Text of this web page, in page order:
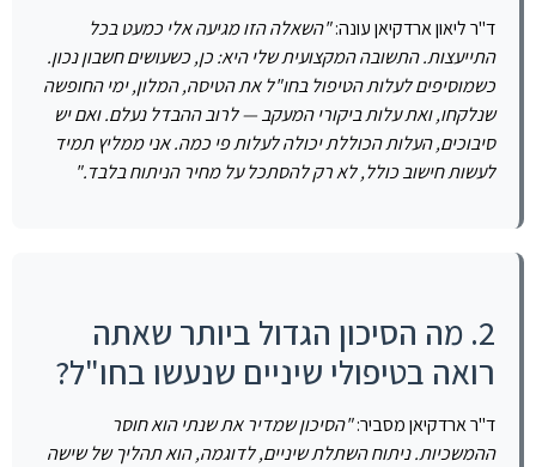
ד"ר ליאון ארדקיאן עונה:"השאלה הזו מגיעה אלי כמעט בכל
התייעצות. התשובה המקצועית שלי היא: כן, כשעושים חשבון נכון.
כשמוסיפים לעלות הטיפול בחו"ל את הטיסה, המלון, ימי החופשה
שנלקחו, ואת עלות ביקורי המעקב — לרוב ההבדל נעלם. ואם יש
סיבוכים, העלות הכוללת יכולה לעלות פי כמה. אני ממליץ תמיד
לעשות חישוב כולל, לא רק להסתכל על מחיר הניתוח בלבד."
2. מה הסיכון הגדול ביותר שאתה
רואה בטיפולי שיניים שנעשו בחו"ל?
ד"ר ארדקיאן מסביר:"הסיכון שמדיר את שנתי הוא חוסר
ההמשכיות. ניתוח השתלת שיניים, לדוגמה, הוא תהליך של שישה